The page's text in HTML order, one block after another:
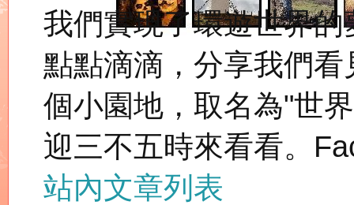
我們實現了環遊世界
點點滴滴，分享我們
個小園地，取名為"世
迎三不五時來看看。
站內文章列表